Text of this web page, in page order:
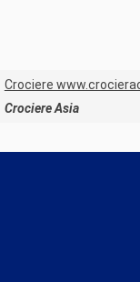
Crociere
Crociere Asia